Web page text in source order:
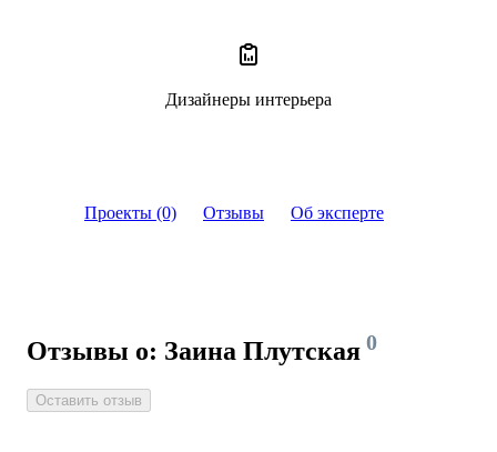
Проекты (0) Отзывы Об эксперте
Отзывы о: Заина Плутская 0
Оставить отзыв
Дизайнеры интерьера